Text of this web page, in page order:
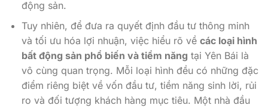
động sản.
Tuy nhiên, để đưa ra quyết định đầu tư thông minh
và tối ưu hóa lợi nhuận, việc hiểu rõ về các loại hình
bất động sản phổ biến và tiềm năng tại Yên Bái là
vô cùng quan trọng. Mỗi loại hình đều có những đặc
điểm riêng biệt về vốn đầu tư, tiềm năng sinh lời, rủi
ro và đối tượng khách hàng mục tiêu. Một nhà đầu